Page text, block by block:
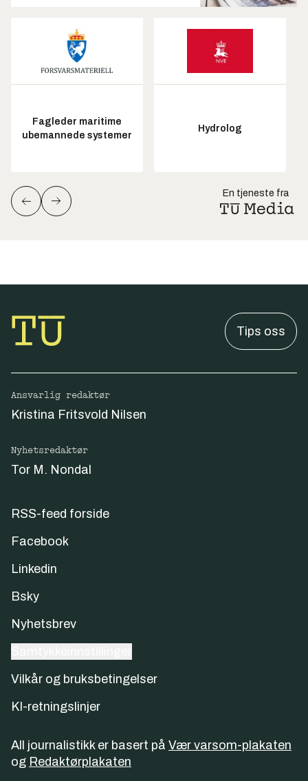
Fagleder maritime
ubemannede systemer
Hydrolog
En tjeneste fra
Tips oss
Ansvarlig redaktør
Kristina Fritsvold Nilsen
Nyhetsredaktør
Tor M. Nondal
RSS-feed forside
Facebook
Linkedin
Bsky
Nyhetsbrev
Vilkår og bruksbetingelser
KI-retningslinjer
All journalistikk er basert på Vær varsom-plakaten
og Redaktørplakaten